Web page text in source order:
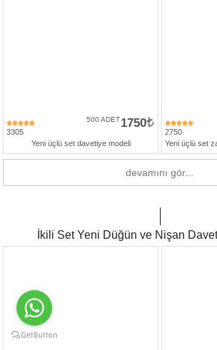
3305
1750
500 ADET
Yeni üçlü set davetiye modeli
2750
devamını gör...
İkili Set Yeni Düğün ve Nişan